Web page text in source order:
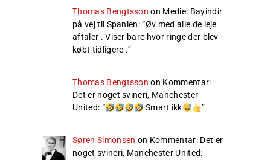
Thomas Bengtsson on Medie: Bayindir
på vej til Spanien: “Øv med alle de leje
aftaler . Viser bare hvor ringe der blev
købt tidligere .”
Thomas Bengtsson on Kommentar:
Det er noget svineri, Manchester
United: “ Smart ikk ”
Søren Simonsen on Kommentar: Det er
noget svineri, Manchester United: